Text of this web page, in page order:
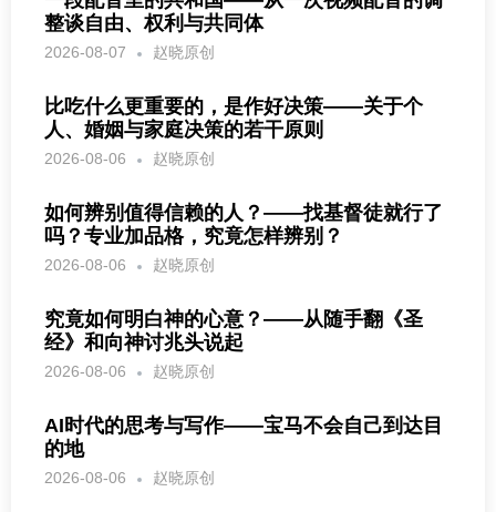
整谈自由、权利与共同体
2026-08-07 赵晓原创
比吃什么更重要的，是作好决策——关于个
人、婚姻与家庭决策的若干原则
2026-08-06 赵晓原创
如何辨别值得信赖的人？——找基督徒就行了
吗？专业加品格，究竟怎样辨别？
2026-08-06 赵晓原创
究竟如何明白神的心意？——从随手翻《圣
经》和向神讨兆头说起
2026-08-06 赵晓原创
AI时代的思考与写作——宝马不会自己到达目
的地
2026-08-06 赵晓原创